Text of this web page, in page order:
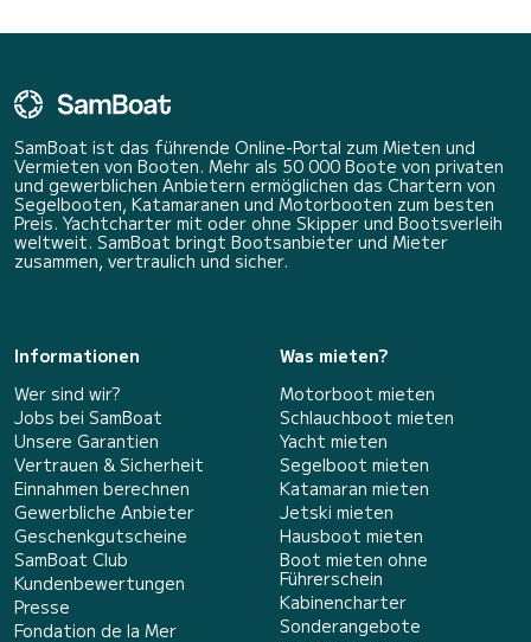
SamBoat ist das führende Online-Portal zum Mieten und
Vermieten von Booten. Mehr als 50 000 Boote von privaten
und gewerblichen Anbietern ermöglichen das Chartern von
Segelbooten, Katamaranen und Motorbooten zum besten
Preis. Yachtcharter mit oder ohne Skipper und Bootsverleih
weltweit. SamBoat bringt Bootsanbieter und Mieter
zusammen, vertraulich und sicher.
Informationen
Wer sind wir?
Jobs bei SamBoat
Unsere Garantien
Vertrauen & Sicherheit
Einnahmen berechnen
Gewerbliche Anbieter
Geschenkgutscheine
SamBoat Club
Kundenbewertungen
Presse
Fondation de la Mer
Was mieten?
Motorboot mieten
Schlauchboot mieten
Yacht mieten
Segelboot mieten
Katamaran mieten
Jetski mieten
Hausboot mieten
Boot mieten ohne
Führerschein
Kabinencharter
Sonderangebote